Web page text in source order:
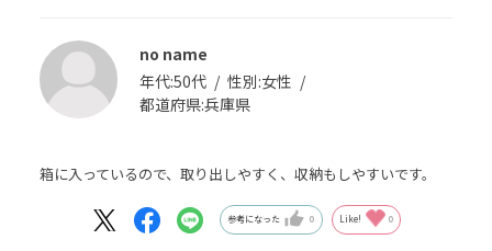
no name
年代:50代 性別:女性
都道府県:兵庫県
箱に入っているので、取り出しやすく、収納もしやすいです。
参考になった 0 Like! 0